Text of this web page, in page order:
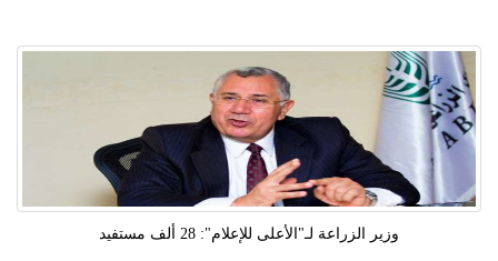
وزير الزراعة لـ"الأعلى للإعلام": 28 ألف مستفيد